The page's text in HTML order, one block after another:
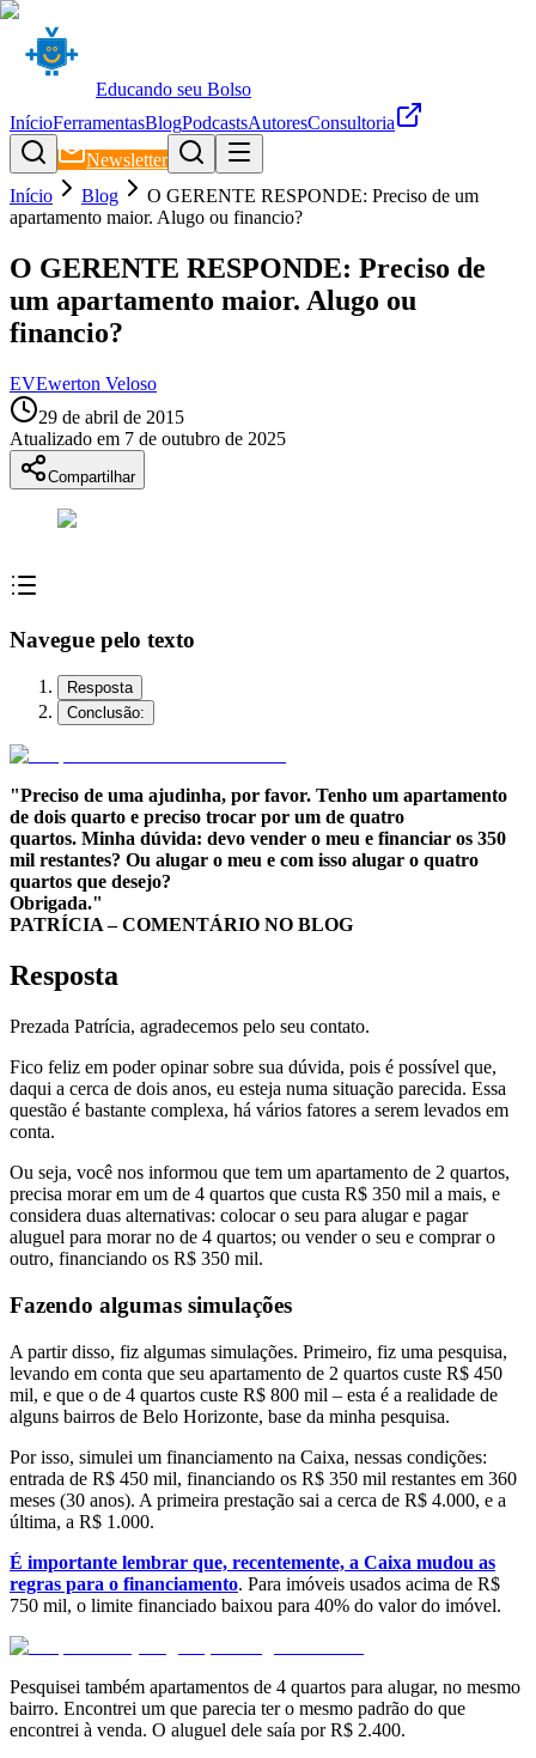
Educando seu Bolso
InícioFerramentasBlogPodcastsAutoresConsultoria
Newsletter
Início
Blog
O GERENTE RESPONDE: Preciso de um
apartamento maior. Alugo ou financio?
O GERENTE RESPONDE: Preciso de
um apartamento maior. Alugo ou
financio?
EVEwerton Veloso
29 de abril de 2015
Atualizado em 7 de outubro de 2025
Compartilhar
Navegue pelo texto
Resposta
Conclusão:
"Preciso de uma ajudinha, por favor. Tenho um apartamento
de dois quarto e preciso trocar por um de quatro
quartos. Minha dúvida: devo vender o meu e financiar os 350
mil restantes? Ou alugar o meu e com isso alugar o quatro
quartos que desejo?
Obrigada."
PATRÍCIA – COMENTÁRIO NO BLOG
Resposta
Prezada Patrícia, agradecemos pelo seu contato.
Fico feliz em poder opinar sobre sua dúvida, pois é possível que,
daqui a cerca de dois anos, eu esteja numa situação parecida. Essa
questão é bastante complexa, há vários fatores a serem levados em
conta.
Ou seja, você nos informou que tem um apartamento de 2 quartos,
precisa morar em um de 4 quartos que custa R$ 350 mil a mais, e
considera duas alternativas: colocar o seu para alugar e pagar
aluguel para morar no de 4 quartos; ou vender o seu e comprar o
outro, financiando os R$ 350 mil.
Fazendo algumas simulações
A partir disso, fiz algumas simulações. Primeiro, fiz uma pesquisa,
levando em conta que seu apartamento de 2 quartos custe R$ 450
mil, e que o de 4 quartos custe R$ 800 mil – esta é a realidade de
alguns bairros de Belo Horizonte, base da minha pesquisa.
Por isso, simulei um financiamento na Caixa, nessas condições:
entrada de R$ 450 mil, financiando os R$ 350 mil restantes em 360
meses (30 anos). A primeira prestação sai a cerca de R$ 4.000, e a
última, a R$ 1.000.
É importante lembrar que, recentemente, a Caixa mudou as
regras para o financiamento. Para imóveis usados acima de R$
750 mil, o limite financiado baixou para 40% do valor do imóvel.
Pesquisei também apartamentos de 4 quartos para alugar, no mesmo
bairro. Encontrei um que parecia ter o mesmo padrão do que
encontrei à venda. O aluguel dele saía por R$ 2.400.